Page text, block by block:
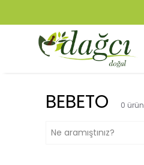
BEBETO 0 ürün